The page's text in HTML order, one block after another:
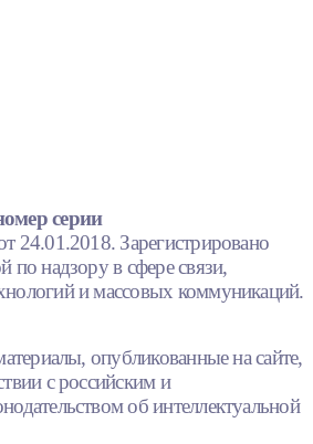
серии
Зарегистрировано
по надзору в сфере связи,
и массовых коммуникаций.
опубликованные на сайте,
с российским и
об интеллектуальной